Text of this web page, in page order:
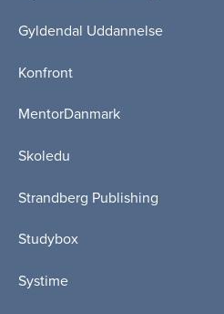
Gyldendal Uddannelse
Konfront
MentorDanmark
Skoledu
Strandberg Publishing
Studybox
Systime